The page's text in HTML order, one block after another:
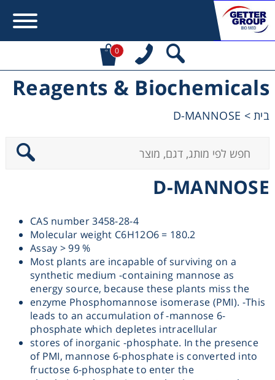
0
Reagents & Biochemicals
בית>
D-MANNOSE
D-MANNOSE
CAS number 3458-28-4
Molecular weight C6H12O6 = 180.2
Assay > 99 %
Most plants are incapable of surviving on a
synthetic medium -containing mannose as
energy source, because these plants miss the
enzyme Phosphomannose isomerase (PMI). -This
leads to an accumulation of -mannose 6-
phosphate which depletes intracellular
stores of inorganic -phosphate. In the presence
of PMI, mannose 6-phosphate is converted into
fructose 6-phosphate to enter the
Error:Contact form not found.
Centrifuges
Chromatography
Concentration
Cooling
Heating
Instrumentation
Microscopy